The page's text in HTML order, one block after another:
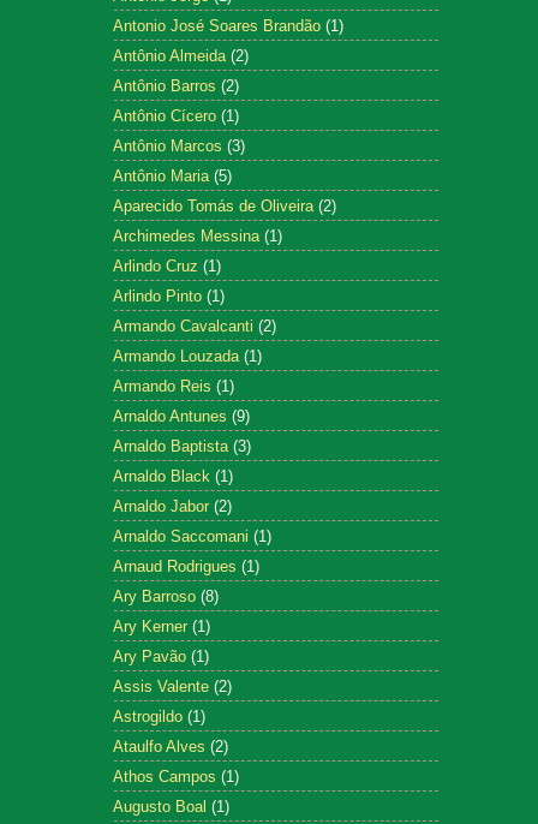
Antonio José Soares Brandão (1)
Antônio Almeida (2)
Antônio Barros (2)
Antônio Cícero (1)
Antônio Marcos (3)
Antônio Maria (5)
Aparecido Tomás de Oliveira (2)
Archimedes Messina (1)
Arlindo Cruz (1)
Arlindo Pinto (1)
Armando Cavalcanti (2)
Armando Louzada (1)
Armando Reis (1)
Arnaldo Antunes (9)
Arnaldo Baptista (3)
Arnaldo Black (1)
Arnaldo Jabor (2)
Arnaldo Saccomani (1)
Arnaud Rodrigues (1)
Ary Barroso (8)
Ary Kerner (1)
Ary Pavão (1)
Assis Valente (2)
Astrogildo (1)
Ataulfo Alves (2)
Athos Campos (1)
Augusto Boal (1)